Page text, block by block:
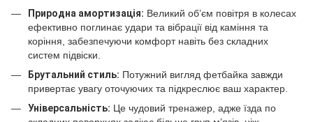
Природна амортизація: Великий об’єм повітря в колесах
ефективно поглинає удари та вібрації від каміння та
коріння, забезпечуючи комфорт навіть без складних
систем підвіски.
Брутальний стиль: Потужний вигляд фетбайка завжди
привертає увагу оточуючих та підкреслює ваш характер.
Універсальність: Це чудовий тренажер, адже їзда по